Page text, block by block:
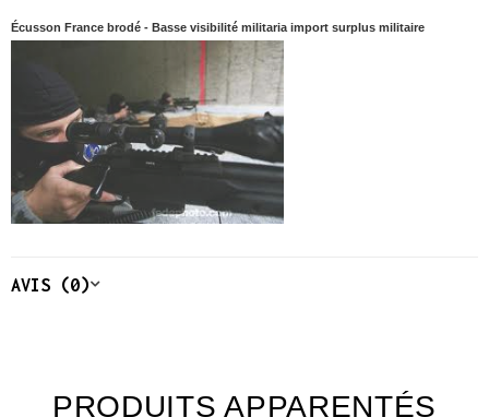
Écusson France brodé - Basse visibilité militaria import surplus militaire
AVIS (0)
PRODUITS APPARENTÉS